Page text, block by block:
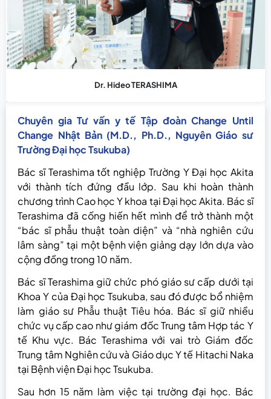
Dr. Hideo TERASHIMA
Chuyên gia Tư vấn y tế Tập đoàn Change Until
Change Nhật Bản (M.D., Ph.D., Nguyên Giáo sư
Trường Đại học Tsukuba)
Bác sĩ Terashima tốt nghiệp Trường Y Đại học Akita
với thành tích đứng đầu lớp. Sau khi hoàn thành
chương trình Cao học Y khoa tại Đại học Akita. Bác sĩ
Terashima đã cống hiến hết mình để trở thành một
“bác sĩ phẫu thuật toàn diện” và “nhà nghiên cứu
lâm sàng” tại một bệnh viện giảng dạy lớn dựa vào
cộng đồng trong 10 năm.
Bác sĩ Terashima giữ chức phó giáo sư cấp dưới tại
Khoa Y của Đại học Tsukuba, sau đó được bổ nhiệm
làm giáo sư Phẫu thuật Tiêu hóa. Bác sĩ giữ nhiều
chức vụ cấp cao như giám đốc Trung tâm Hợp tác Y
tế Khu vực. Bác Terashima với vai trò Giám đốc
Trung tâm Nghiên cứu và Giáo dục Y tế Hitachi Naka
tại Bệnh viện Đại học Tsukuba.
Sau hơn 15 năm làm việc tại trường đại học. Bác